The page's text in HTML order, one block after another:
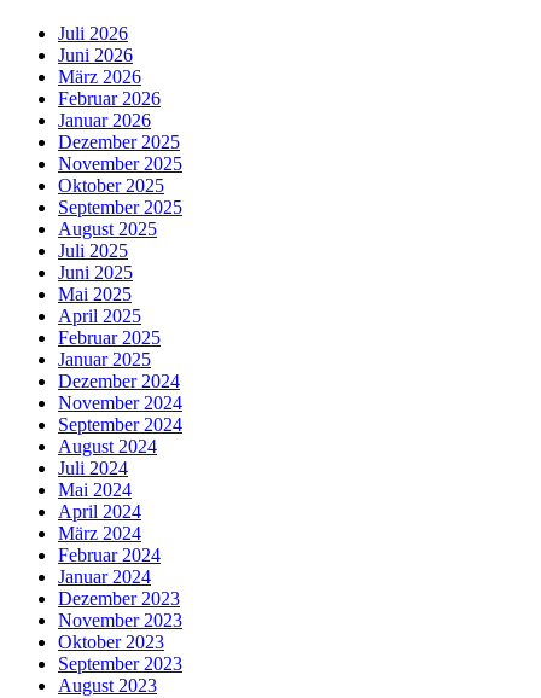
Juli 2026
Juni 2026
März 2026
Februar 2026
Januar 2026
Dezember 2025
November 2025
Oktober 2025
September 2025
August 2025
Juli 2025
Juni 2025
Mai 2025
April 2025
Februar 2025
Januar 2025
Dezember 2024
November 2024
September 2024
August 2024
Juli 2024
Mai 2024
April 2024
März 2024
Februar 2024
Januar 2024
Dezember 2023
November 2023
Oktober 2023
September 2023
August 2023